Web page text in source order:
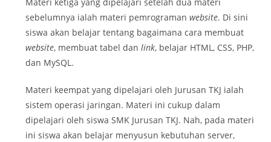
sebelumnya ialah materi pemrogramanwebsite. Di sini
siswa akan belajar tentang bagaimana cara membuat
website, membuat tabel danlink, belajar HTML, CSS, PHP,
dan MySQL.
Materi keempat yang dipelajari oleh Jurusan TKJ ialah
sistem operasi jaringan. Materi ini cukup dalam
dipelajari oleh siswa SMK Jurusan TKJ. Nah, pada materi
ini siswa akan belajar menyusun kebutuhan server,